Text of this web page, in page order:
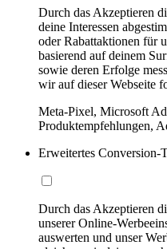
Durch das Akzeptieren
deine Interessen
oder Rabattaktionen für
basierend auf deinem
sowie deren Erfolge
wir auf dieser Webseite
Meta-Pixel, Microsoft
Produktempfehlungen,
Erweitertes Conversion-
Durch das Akzeptieren
unserer Online-
auswerten und unser